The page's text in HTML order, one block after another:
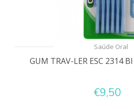
Saúde Oral
GUM TRAV-LER ESC 2314
€9,50